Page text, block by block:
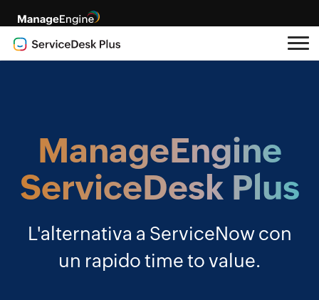
ManageEngine
ServiceDesk Plus
L'alternativa a ServiceNow con
un rapido time to value.